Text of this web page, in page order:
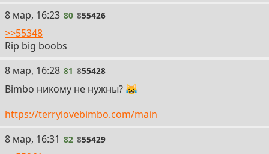
80
8 мар, 16:23 80 855426
>>55348
Rip big boobs
81
8 мар, 16:28 81 855428
Bimbo никому не нужны? 😹
https://terrylovebimbo.com/main
82
8 мар, 16:31 82 855429